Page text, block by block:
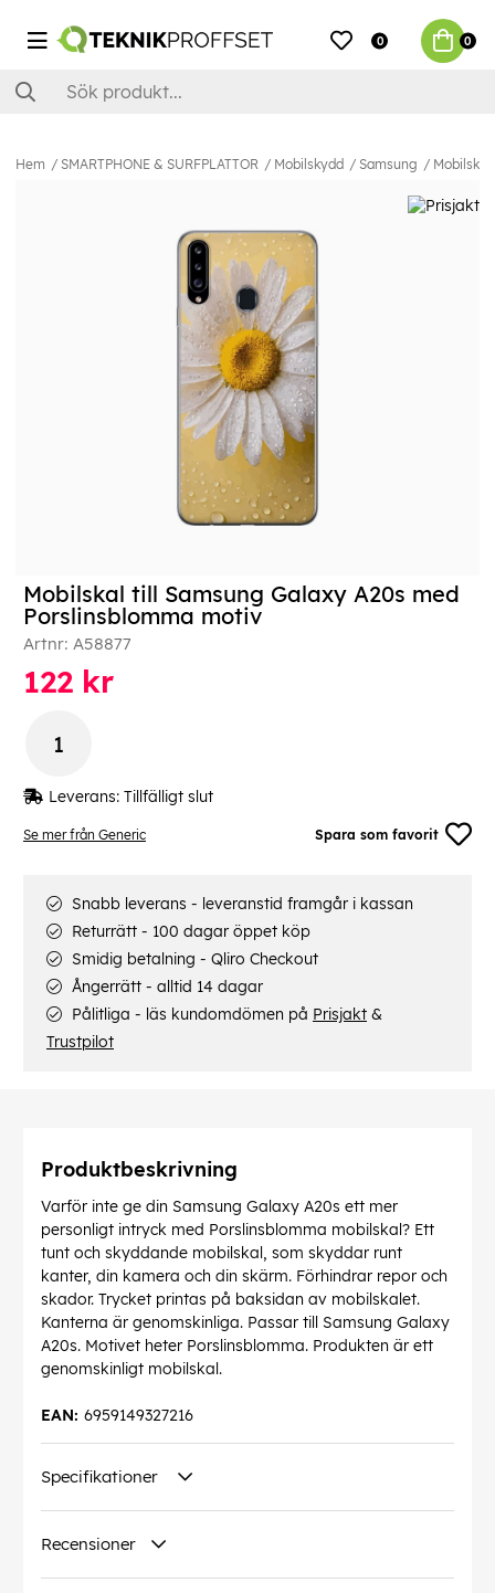
0 0
Hem SMARTPHONE & SURFPLATTOR Mobilskydd Samsung
Se mer från Generic Spara som favorit
Mobilskal till Samsung Galaxy A20s med
Porslinsblomma motiv
Artnr: A58877
122 kr
Leverans: Tillfälligt slut
Snabb leverans - leveranstid framgår i kassan
Returrätt - 100 dagar öppet köp
Smidig betalning - Qliro Checkout
Ångerrätt - alltid 14 dagar
Pålitliga - läs kundomdömen på Prisjakt &
Trustpilot
Produktbeskrivning
Varför inte ge din Samsung Galaxy A20s ett mer
personligt intryck med Porslinsblomma mobilskal? Ett
tunt och skyddande mobilskal, som skyddar runt
kanter, din kamera och din skärm. Förhindrar repor och
skador. Trycket printas på baksidan av mobilskalet.
Kanterna är genomskinliga. Passar till Samsung Galaxy
A20s. Motivet heter Porslinsblomma. Produkten är ett
genomskinligt mobilskal.
6959149327216
EAN:
Specifikationer
Recensioner